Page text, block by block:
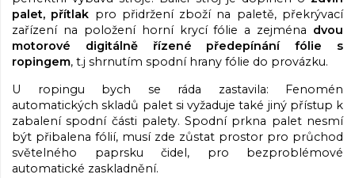
palet, přítlak pro přidržení zboží na paletě, překrývací
zařízení na položení horní krycí fólie a zejména dvou
motorové digitálně řízené předepínání fólie s
ropingem, t.j shrnutím spodní hrany fólie do provázku.
U ropingu bych se ráda zastavila: Fenomén
automatických skladů palet si vyžaduje také jiný přístup k
zabalení spodní části palety. Spodní prkna palet nesmí
být přibalena fólií, musí zde zůstat prostor pro průchod
světelného paprsku čidel, pro bezproblémové
automatické zaskladnění.